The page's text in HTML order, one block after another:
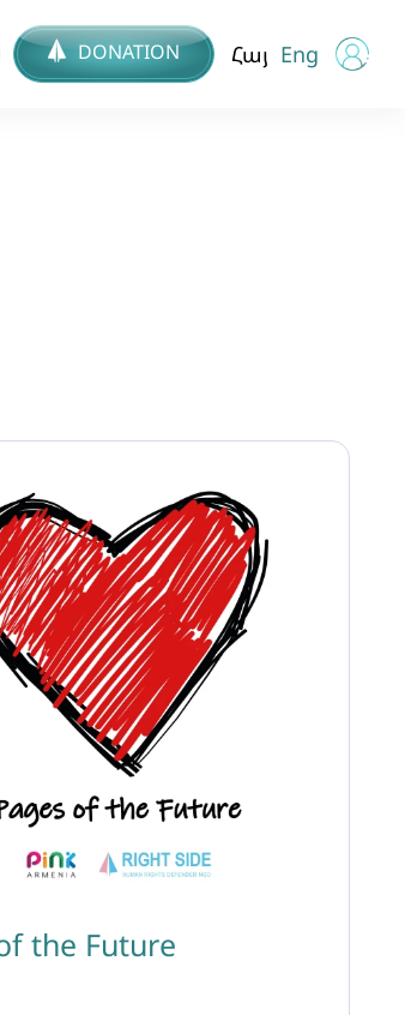
DONATION Հայ Eng
the Future